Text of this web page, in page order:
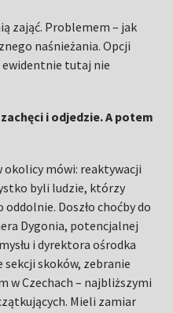
mówi: reaktywacji
byli ludzie, którzy
Doszło choćby do
Dygonia, potencjalnej
skoków, zebranie
w Czechach – najbliższymi
warto zainwestować.
na trenerów, byłych
oni odbyć szkolenie.
– mówił Szymiczek
roku.– Zainteresowanie
jakie się tutaj odbyły